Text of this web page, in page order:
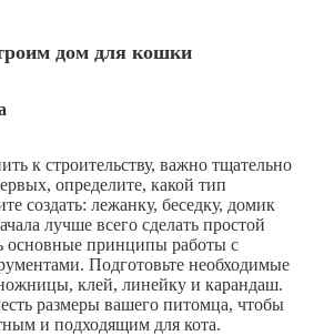
дом для кошки
к строительству, важно тщательно
определите, какой тип
создать: лежанку, беседку, домик
лучше всего сделать простой
основные принципы работы с
Подготовьте необходимые
клей, линейку и карандаш.
размеры вашего питомца, чтобы
и подходящим для кота.